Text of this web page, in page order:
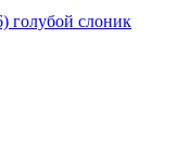
голубой слоник